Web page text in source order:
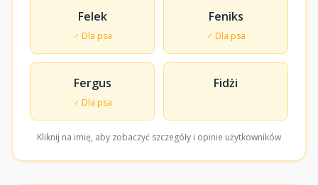
Felek
♂ Dla psa
Feniks
♂ Dla psa
Fergus
♂ Dla psa
Fidżi
Kliknij na imię, aby zobaczyć szczegóły i opinie użytkowników